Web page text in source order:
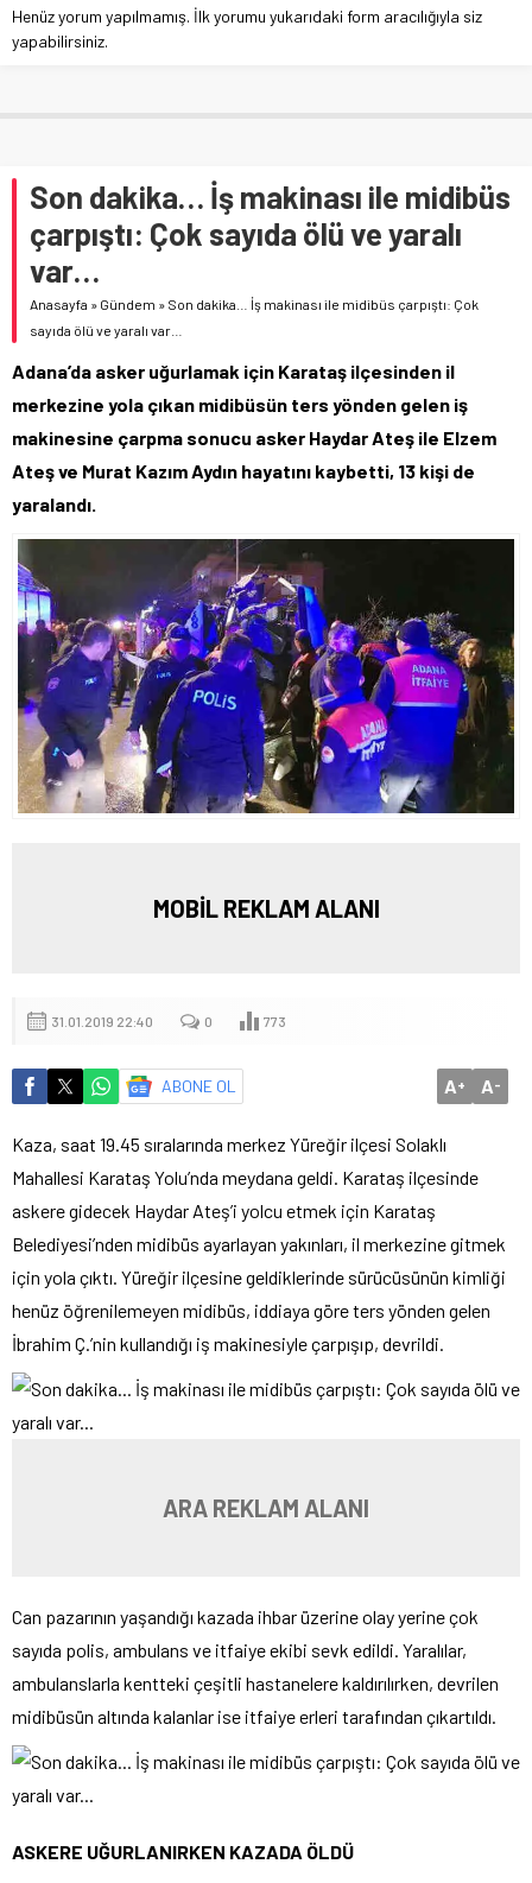
Henüz yorum yapılmamış. İlk yorumu yukarıdaki form aracılığıyla siz
yapabilirsiniz.
Son dakika… İş makinası ile midibüs
çarpıştı: Çok sayıda ölü ve yaralı
var…
Anasayfa » Gündem » Son dakika… İş makinası ile midibüs çarpıştı: Çok
sayıda ölü ve yaralı var…
Adana’da asker uğurlamak için Karataş ilçesinden il
merkezine yola çıkan midibüsün ters yönden gelen iş
makinesine çarpma sonucu asker Haydar Ateş ile Elzem
Ateş ve Murat Kazım Aydın hayatını kaybetti, 13 kişi de
yaralandı.
MOBİL REKLAM ALANI
31.01.2019 22:40 0 773
ABONE OL A+ A-
Kaza, saat 19.45 sıralarında merkez Yüreğir ilçesi Solaklı
Mahallesi Karataş Yolu’nda meydana geldi. Karataş ilçesinde
askere gidecek Haydar Ateş’i yolcu etmek için Karataş
Belediyesi’nden midibüs ayarlayan yakınları, il merkezine gitmek
için yola çıktı. Yüreğir ilçesine geldiklerinde sürücüsünün kimliği
henüz öğrenilemeyen midibüs, iddiaya göre ters yönden gelen
İbrahim Ç.’nin kullandığı iş makinesiyle çarpışıp, devrildi.
ARA REKLAM ALANI
Can pazarının yaşandığı kazada ihbar üzerine olay yerine çok
sayıda polis, ambulans ve itfaiye ekibi sevk edildi. Yaralılar,
ambulanslarla kentteki çeşitli hastanelere kaldırılırken, devrilen
midibüsün altında kalanlar ise itfaiye erleri tarafından çıkartıldı.
ASKERE UĞURLANIRKEN KAZADA ÖLDÜ